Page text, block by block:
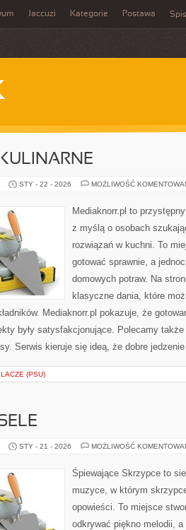
Jaccuzi Kategorie Postawa
STY - 22 - 2026 MOŻLIWOŚĆ
Mediaknorr.pl to
z myślą o osobach
rozwiązań w kuchni. To
gotować sprawnie, a
domowych potraw. Na
klasyczne dania, które
Mediaknorr.pl pokazuje, że
były satysfakcjonujące. Polecamy
Serwis kieruje się ideą, że dobre
(PSU)
STY - 21 - 2026 MOŻLIWOŚĆ
Śpiewające Skrzypce to
muzyce, w którym
opowieści. To miejsce
odkrywać piękno melodii,